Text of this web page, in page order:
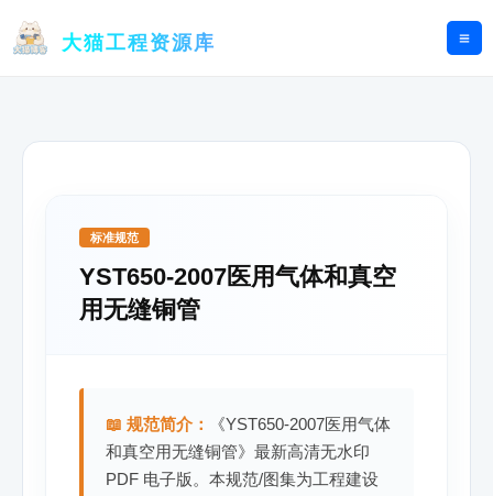
大猫工程资源库
标准规范
YST650-2007医用气体和真空
用无缝铜管
📖 规范简介：
《YST650-2007医用气体
和真空用无缝铜管》最新高清无水印
PDF 电子版。本规范/图集为工程建设